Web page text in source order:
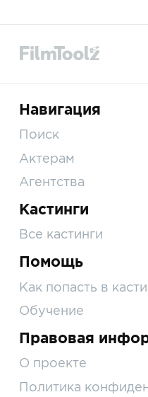
Навигация
Поиск
Актерам
Агентства
Кастинги
Все кастинги
Помощь
Как попасть в
Обучение
Правовая
О проекте
Политика